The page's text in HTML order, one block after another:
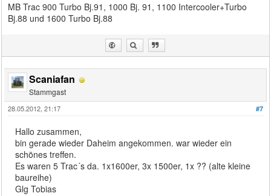
MB Trac 900 Turbo Bj.91, 1000 Bj. 91, 1100 Intercooler+Turbo
Bj.88 und 1600 Turbo Bj.88
Scaniafan
Stammgast
#7
28.05.2012, 21:17
Hallo zusammen,
bin gerade wieder Daheim angekommen. war wieder ein
schönes treffen.
Es waren 5 Trac´s da. 1x1600er, 3x 1500er, 1x ?? (alte kleine
baureihe)
Glg Tobias